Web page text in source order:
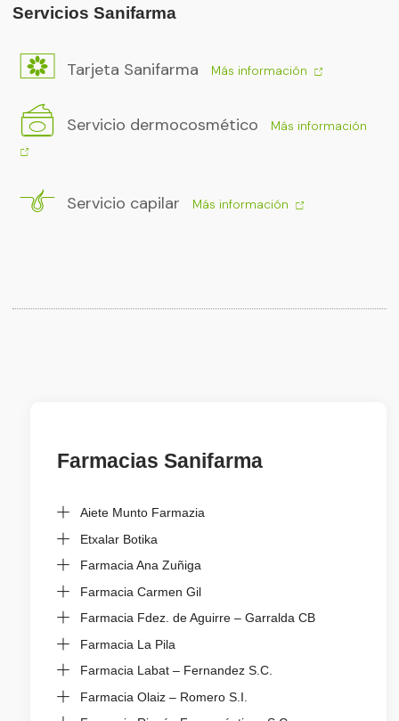
Servicios Sanifarma
Tarjeta Sanifarma Más información
Servicio dermocosmético Más información
Servicio capilar Más información
Farmacias Sanifarma
Aiete Munto Farmazia
Etxalar Botika
Farmacia Ana Zuñiga
Farmacia Carmen Gil
Farmacia Fdez. de Aguirre – Garralda CB
Farmacia La Pila
Farmacia Labat – Fernandez S.C.
Farmacia Olaiz – Romero S.I.